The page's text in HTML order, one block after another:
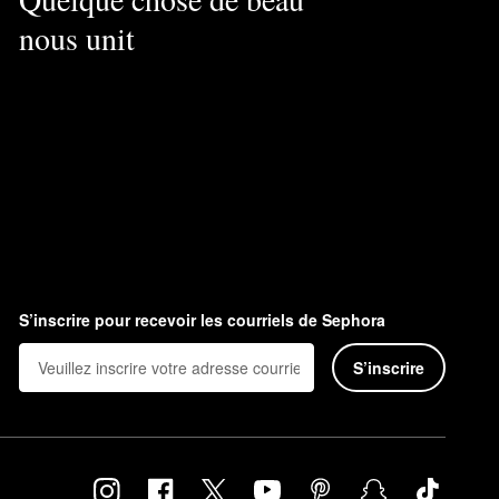
nous unit
S’inscrire pour recevoir les courriels de Sephora
S’inscrire